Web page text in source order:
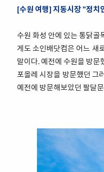
[수원 여행] 지동시장 "정치
수원 화성 안에 있는 통닭골
게도 소인배닷컴은 어느 새
말이다. 예전에 수원을 방문
포올레 시장을 방문했던 그
예전에 방문해보았던 팔달